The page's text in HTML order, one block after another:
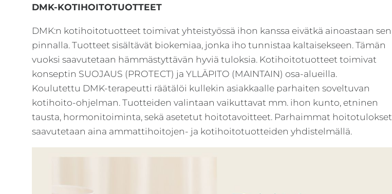
DMK-KOTIHOITOTUOTTEET
DMK:n kotihoitotuotteet toimivat yhteistyössä ihon kanssa eivätkä ainoastaan sen
pinnalla. Tuotteet sisältävät biokemiaa, jonka iho tunnistaa kaltaisekseen. Tämän
vuoksi saavutetaan hämmästyttävän hyviä tuloksia. Kotihoitotuotteet toimivat
konseptin SUOJAUS (PROTECT) ja YLLÄPITO (MAINTAIN) osa-alueilla.
Koulutettu DMK-terapeutti räätälöi kullekin asiakkaalle parhaiten soveltuvan
kotihoito-ohjelman. Tuotteiden valintaan vaikuttavat mm. ihon kunto, etninen
tausta, hormonitoiminta, sekä asetetut hoitotavoitteet. Parhaimmat hoitotulokset
saavutetaan aina ammattihoitojen- ja kotihoitotuotteiden yhdistelmällä.